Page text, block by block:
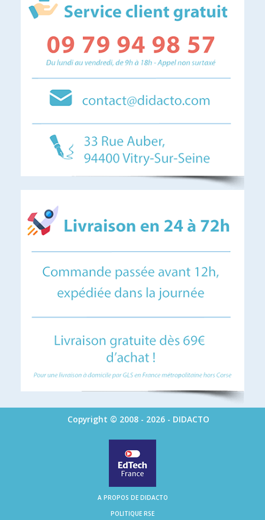
Copyright © 2008 - 2026 - DIDACTO
A PROPOS DE DIDACTO
POLITIQUE RSE